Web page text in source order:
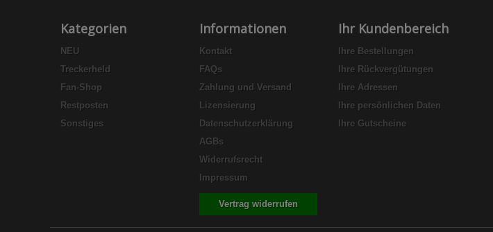
Kategorien
NEU
Treckerheld
Fan-Shop
Restposten
Sonstiges
Informationen
Kontakt
FAQs
Zahlung und Versand
Lizensierung
Datenschutzerklärung
AGBs
Widerrufsrecht
Impressum
Vertrag widerrufen
Ihr Kundenbereich
Ihre Bestellungen
Ihre Rückvergütungen
Ihre Adressen
Ihre persönlichen Daten
Ihre Gutscheine